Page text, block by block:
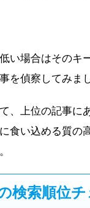
い場合はそのキ
を偵察してみま
、上位の記事に
食い込める質の
検索順位